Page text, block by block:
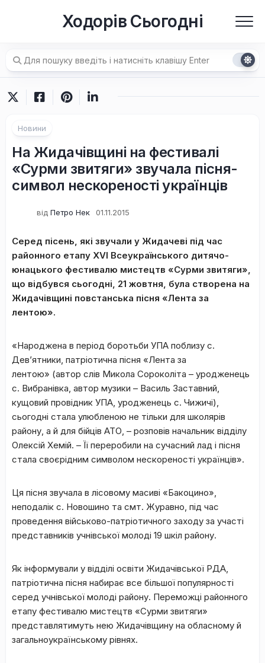
Ходорів Сьогодні
Новини
На Жидачівщині на фестивалі
«Сурми звитяги» звучала пісня-
символ нескореності українців
від Петро Нек 01.11.2015
Серед пісень, які звучали у Жидачеві під час
районного етапу ХVІ Всеукраїнського дитячо-
юнацького фестивалю мистецтв «Сурми звитяги»,
що відбувся сьогодні, 21 жовтня, була створена на
Жидачівщині повстанська пісня «Лента за
лентою».
«Народжена в період боротьби УПА поблизу с.
Дев’ятники, патріотична пісня «Лента за
лентою» (автор слів Микола Сороколіта – уродженець
с. Вибранівка, автор музики – Василь Заставний,
кущовий провідник УПА, уродженець с. Чижичі),
сьогодні стала улюбленою не тільки для школярів
району, а й для бійців АТО, – розповів начальник відділу
Олексій Хемій. – Її переробили на сучасний лад і пісня
стала своєрідним символом нескореності українців».
Ця пісня звучала в лісовому масиві «Бакоцино»,
неподалік с. Новошино та смт. Журавно, під час
проведення військово-патріотичного заходу за участі
представників учнівської молоді 19 шкіл району.
Як інформували у відділі освіти Жидачівської РДА,
патріотична пісня набирає все більшої популярності
серед учнівської молоді району. Переможці районного
етапу фестивалю мистецтв «Сурми звитяги»
представлятимуть нею Жидачівщину на обласному й
загальноукраїнському рівнях.